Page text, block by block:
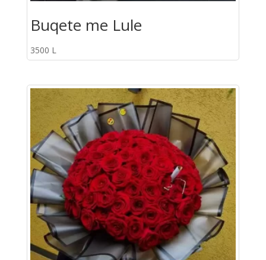
Buqete me Lule
3500 L